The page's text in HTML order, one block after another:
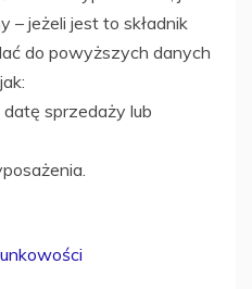
jeżeli jest to składnik
do powyższych danych
sprzedaży lub